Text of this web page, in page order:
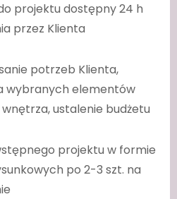
projektu dostępny 24 h
przez Klienta
potrzeb Klienta,
wybranych elementów
ustalenie budżetu
projektu w formie
po 2-3 szt. na